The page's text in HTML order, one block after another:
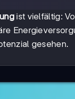
ist vielfältig:
gesehen.